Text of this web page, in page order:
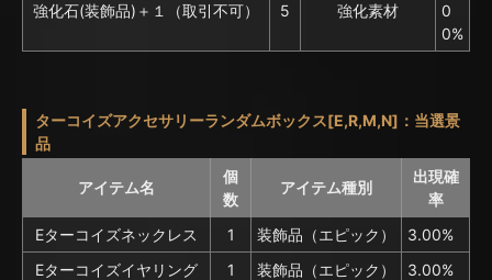
強化石(装飾品)＋１（取引不可） 5 強化素材
0
0%
ターコイズアクセサリーランダムボックス[E,R,M,N]：当選景
品
アイテム名
個
数
アイテム種別
出現確
率
Eターコイズネックレス
1 装飾品（エピック）
3.00%
Eターコイズイヤリング
1 装飾品（エピック）
3.00%